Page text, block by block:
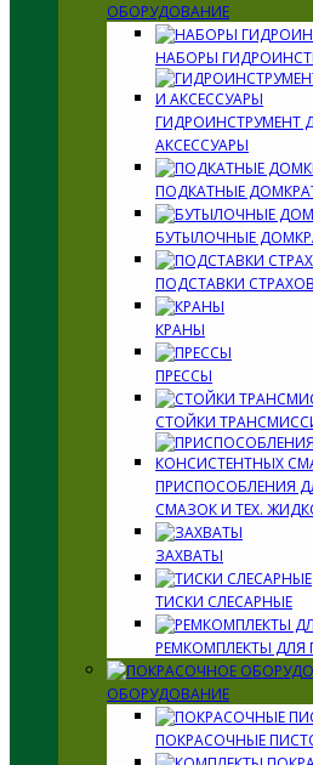
ОБОРУДОВАНИЕ
НАБОРЫ
ГИДРОИНСТРУМЕНТ
АКСЕССУАРЫ
ПОДКАТНЫЕ
БУТЫЛОЧНЫЕ
ПОДСТАВКИ
КРАНЫ
ПРЕССЫ
СТОЙКИ
ПРИСПОСОБЛЕНИЯ
СМАЗОК И ТЕХ.
ЗАХВАТЫ
ТИСКИ СЛЕСАРНЫЕ
РЕМКОМПЛЕКТЫ ДЛЯ
ОБОРУДОВАНИЕ
ПОКРАСОЧНЫЕ